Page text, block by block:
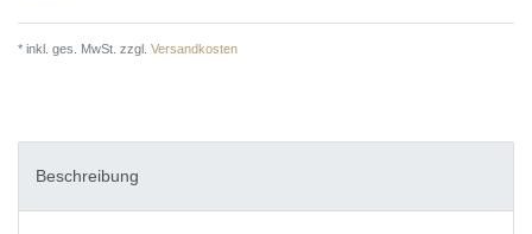
* inkl. ges. MwSt. zzgl. Versandkosten
Beschreibung